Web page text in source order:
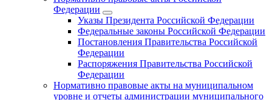
Федерации
Указы Президента Российской Федерации
Федеральные законы Российской Федерации
Постановления Правительства Российской
Федерации
Распоряжения Правительства Российской
Федерации
Нормативно правовые акты на муниципальном
уровне и отчеты администрации муниципального